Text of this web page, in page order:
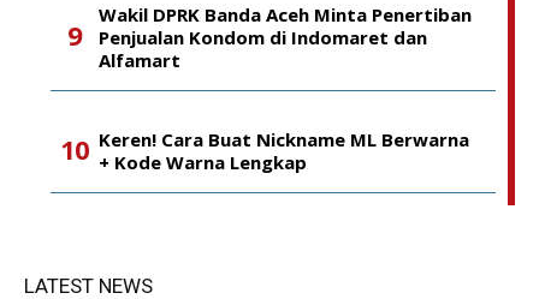
Wakil DPRK Banda Aceh Minta Penertiban
Penjualan Kondom di Indomaret dan
Alfamart
Keren! Cara Buat Nickname ML Berwarna
+ Kode Warna Lengkap
LATEST NEWS